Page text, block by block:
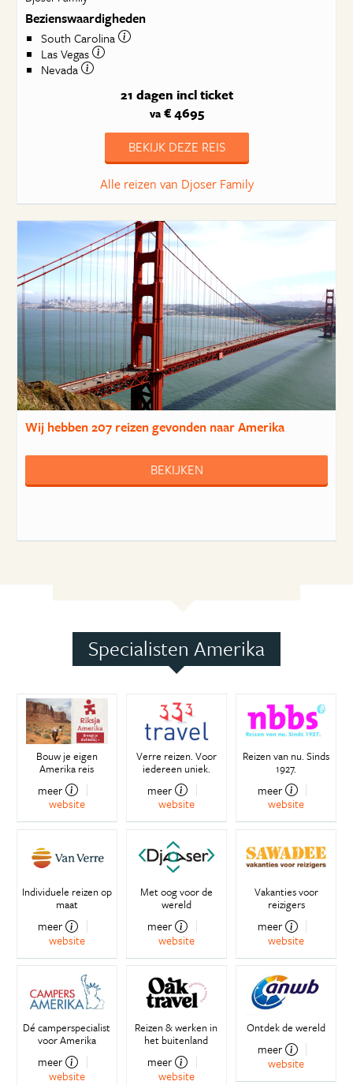
Bezienswaardigheden
South Carolina
Las Vegas
Nevada
21 dagen incl ticket
va€ 4695
BEKIJK DEZE REIS
Alle reizen van Djoser Family
Wij hebben207 reizengevonden naar Amerika
BEKIJKEN
Specialisten Amerika
Bouw je eigen
Amerika reis
meer
website
Verre reizen. Voor
iedereen uniek.
meer
website
Reizen van nu. Sinds
1927.
meer
website
Individuele reizen op
maat
meer
website
Met oog voor de
wereld
meer
website
Vakanties voor
reizigers
meer
website
Dé camperspecialist
voor Amerika
meer
website
Reizen & werken in
het buitenland
meer
website
Ontdek de wereld
meer
website